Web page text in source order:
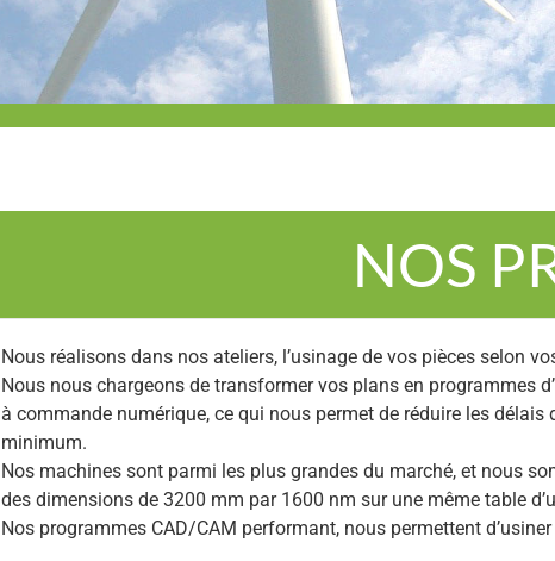
NOS
Nous réalisons dans nos ateliers, l’usinage de vos pièces selon
Nous nous chargeons de transformer vos plans en programmes
à commande numérique, ce qui nous permet de réduire les délais
minimum.
Nos machines sont parmi les plus grandes du marché, et nous
des dimensions de 3200 mm par 1600 nm sur une même table
Nos programmes CAD/CAM performant, nous permettent